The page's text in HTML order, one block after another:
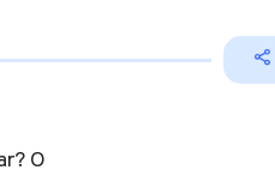
O